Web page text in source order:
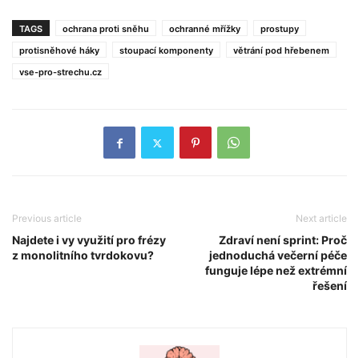
TAGS ochrana proti sněhu ochranné mřížky
prostupy
protisněhové háky
stoupací komponenty
větrání pod hřebenem
vse-pro-strechu.cz
Previous article
Najdete i vy využití pro frézy
z monolitního tvrdokovu?
Next article
Zdraví není sprint: Proč
jednoduchá večerní péče
funguje lépe než extrémní
řešení